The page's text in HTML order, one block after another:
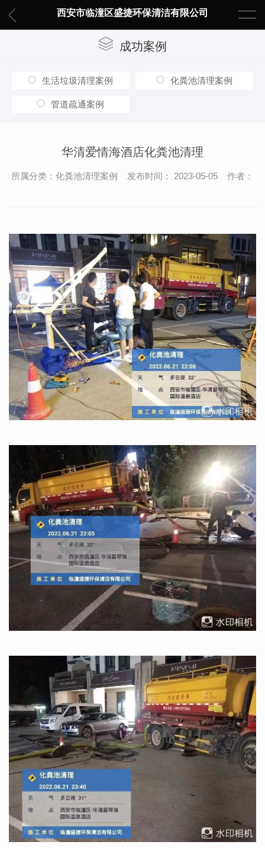
西安市临潼区盛捷环保清洁有限公司
成功案例
生活垃圾清理案例 化粪池清理案例
管道疏通案例
华清爱情海酒店化粪池清理
所属分类：化粪池清理案例 发布时间： 2023-05-05 作者：